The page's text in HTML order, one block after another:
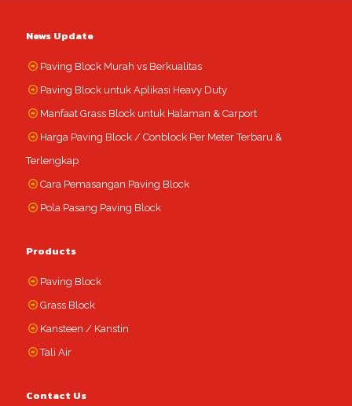
News Update
Paving Block Murah vs Berkualitas
Paving Block untuk Aplikasi Heavy Duty
Manfaat Grass Block untuk Halaman & Carport
Harga Paving Block / Conblock Per Meter Terbaru &
Terlengkap
Cara Pemasangan Paving Block
Pola Pasang Paving Block
Products
Paving Block
Grass Block
Kansteen / Kanstin
Tali Air
Contact Us